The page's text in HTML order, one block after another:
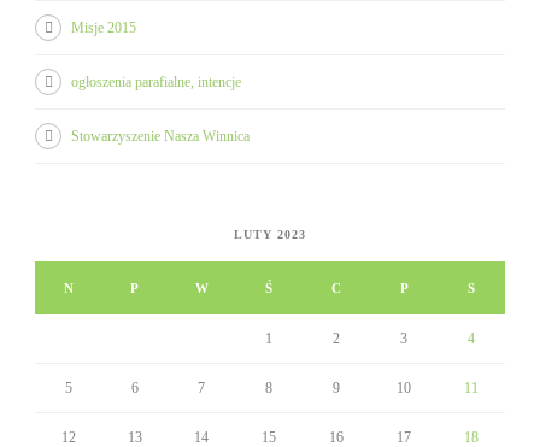
Misje 2015
ogłoszenia parafialne, intencje
Stowarzyszenie Nasza Winnica
LUTY 2023
N P W Ś C P S
1 2 3 4
5 6 7 8 9 10 11
12 13 14 15 16 17 18